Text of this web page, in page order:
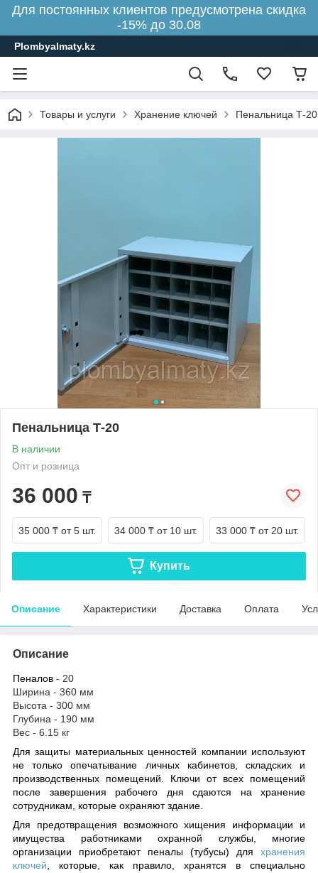
Для постоянных клиентов предусмотрена скидка
-15% до 30.08
Plombyalmaty.kz
Товары и услуги Хранение ключей Пенальница Т-20
Пенальница Т-20
В наличии
Опт и розница
36 000 ₸
35 000 ₸ от 5 шт. 34 000 ₸ от 10 шт. 33 000 ₸ от 20 шт.
Купить
Описание Характеристики Доставка Оплата
Описание
Пеналов - 20
Ширина - 360 мм
Высота - 300 мм
Глубина - 190 мм
Вес - 6.15 кг
Для защиты материальных ценностей компании используют
не только опечатывание личных кабинетов, складских и
производственных помещений. Ключи от всех помещений
после завершения рабочего дня сдаются на хранение
сотрудникам, которые охраняют здание.
Для предотвращения возможного хищения информации и
имущества работниками охранной службы, многие
организации приобретают пеналы (тубусы) для хранения
ключей , которые, как правило, хранятся в специально